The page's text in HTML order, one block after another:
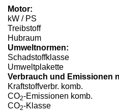
Motor:
kW / PS
Treibstoff
Hubraum
Umweltnormen:
Schadstoffklasse
Umweltplakette
Verbrauch und Emissionen
Kraftstoffverbr. komb.
CO2-Emissionen komb.
CO2-Klasse